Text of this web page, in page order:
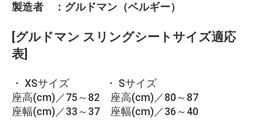
製造者 ：グルドマン（ベルギー）
[グルドマン スリングシートサイズ適応
表]
・ XSサイズ ・ Sサイズ
座高(cm)／75～82 座高(cm)／80～87
座幅(cm)／33～37 座幅(cm)／36～40